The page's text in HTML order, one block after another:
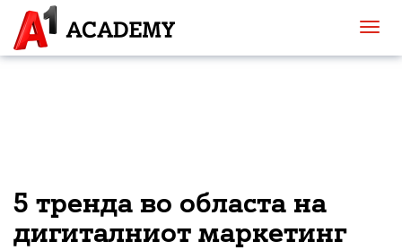
5 тренда во областа на
дигиталниот маркетинг